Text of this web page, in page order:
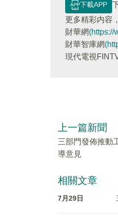
下載APP
更多精彩内容
財華網(https://
財華智庫網
現代電視
上一篇新聞
三部門發佈推動
導意見
相關文章
7月29日